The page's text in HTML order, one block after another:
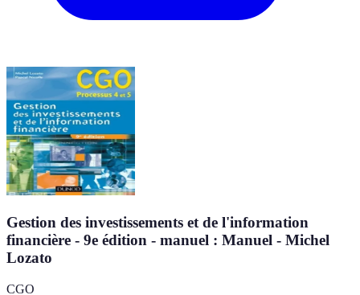
Gestion des investissements et de l'information
financière - 9e édition - manuel : Manuel - Michel
Lozato
CGO